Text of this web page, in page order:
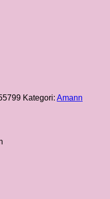
Kategori: Amann